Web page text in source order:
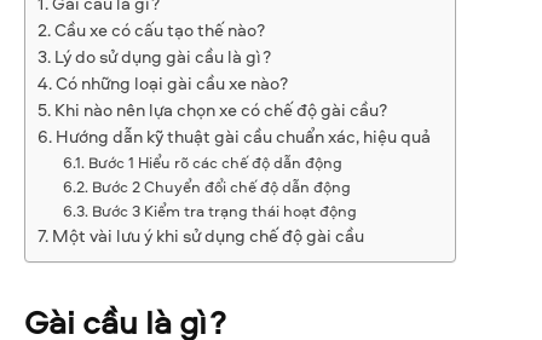
Cầu xe có cấu tạo thế nào?
Lý do sử dụng gài cầu là gì?
Có những loại gài cầu xe nào?
Khi nào nên lựa chọn xe có chế độ gài cầu?
Hướng dẫn kỹ thuật gài cầu chuẩn xác, hiệu quả
Bước 1 Hiểu rõ các chế độ dẫn động
Bước 2 Chuyển đổi chế độ dẫn động
Bước 3 Kiểm tra trạng thái hoạt động
Một vài lưu ý khi sử dụng chế độ gài cầu
Gài cầu là gì?